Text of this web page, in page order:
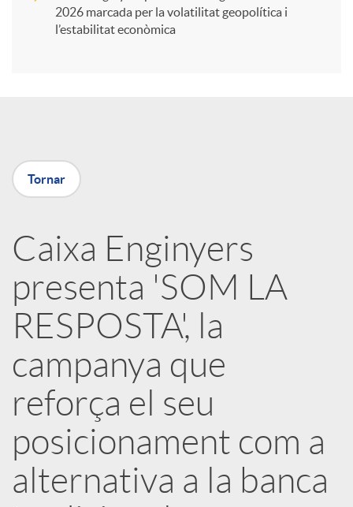
X
r
x
e
s
S
2026 marcada per la volatilitat geopolítica i
l’estabilitat econòmica
Tornar
Caixa Enginyers
presenta 'SOM LA
RESPOSTA', la
campanya que
reforça el seu
posicionament com a
alternativa a la banca